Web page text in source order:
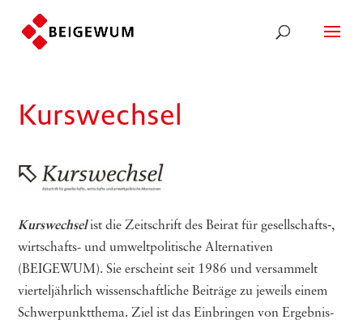
Kurswechsel
Kurs­wech­selist die Zeit­schrift des Bei­rat für gesellschafts‑,
wirt­schafts- und umwelt­po­li­ti­sche Alter­na­ti­ven
(BEIGEWUM). Sie erscheint seit 1986 und ver­sam­melt
vier­tel­jähr­lich wis­sen­schaft­li­che Bei­trä­ge zu jeweils einem
Schwer­punkt­the­ma. Ziel ist das Ein­brin­gen von Ergeb­nis­